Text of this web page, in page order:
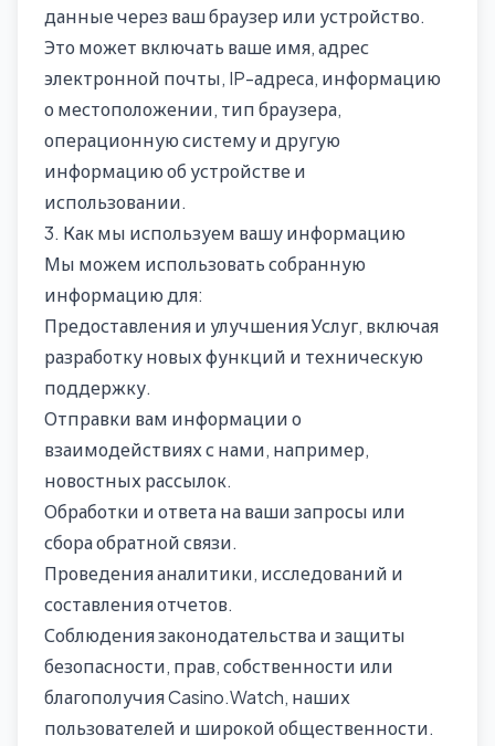
данные через ваш браузер или устройство.
Это может включать ваше имя, адрес
электронной почты, IP-адреса, информацию
о местоположении, тип браузера,
операционную систему и другую
информацию об устройстве и
использовании.
3. Как мы используем вашу информацию
Мы можем использовать собранную
информацию для:
Предоставления и улучшения Услуг, включая
разработку новых функций и техническую
поддержку.
Отправки вам информации о
взаимодействиях с нами, например,
новостных рассылок.
Обработки и ответа на ваши запросы или
сбора обратной связи.
Проведения аналитики, исследований и
составления отчетов.
Соблюдения законодательства и защиты
безопасности, прав, собственности или
благополучия Casino.Watch, наших
пользователей и широкой общественности.